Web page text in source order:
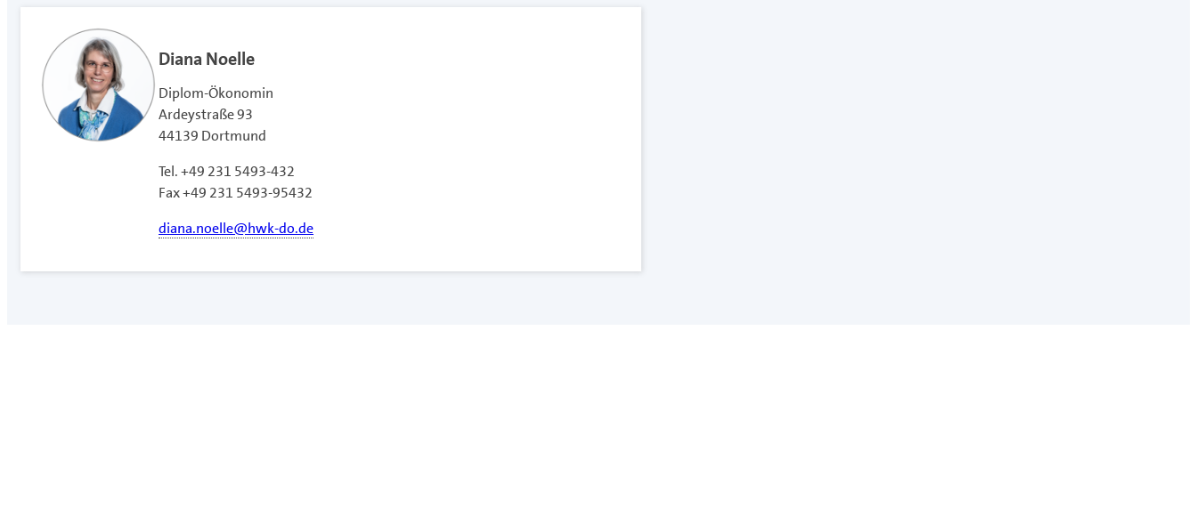
Diana Noelle
Diplom-Ökonomin
Ardeystraße 93
44139 Dortmund
Tel. +49 231 5493-432
Fax +49 231 5493-95432
diana.noelle@hwk-do.de